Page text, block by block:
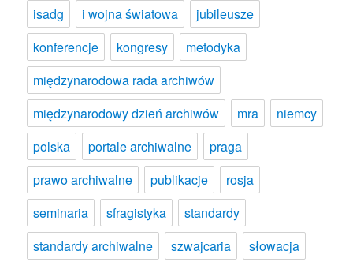
isadg
i wojna światowa
jubileusze
konferencje
kongresy
metodyka
międzynarodowa rada archiwów
międzynarodowy dzień archiwów
mra
niemcy
polska
portale archiwalne
praga
prawo archiwalne
publikacje
rosja
seminaria
sfragistyka
standardy
standardy archiwalne
szwajcaria słowacja